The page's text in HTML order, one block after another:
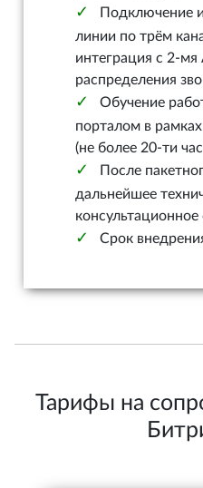
Подключение
линии по трём
интеграция с 2-
распределения
Обучение
порталом в
(не более 20-ти
После
дальнейшее
Срок
Тарифы на